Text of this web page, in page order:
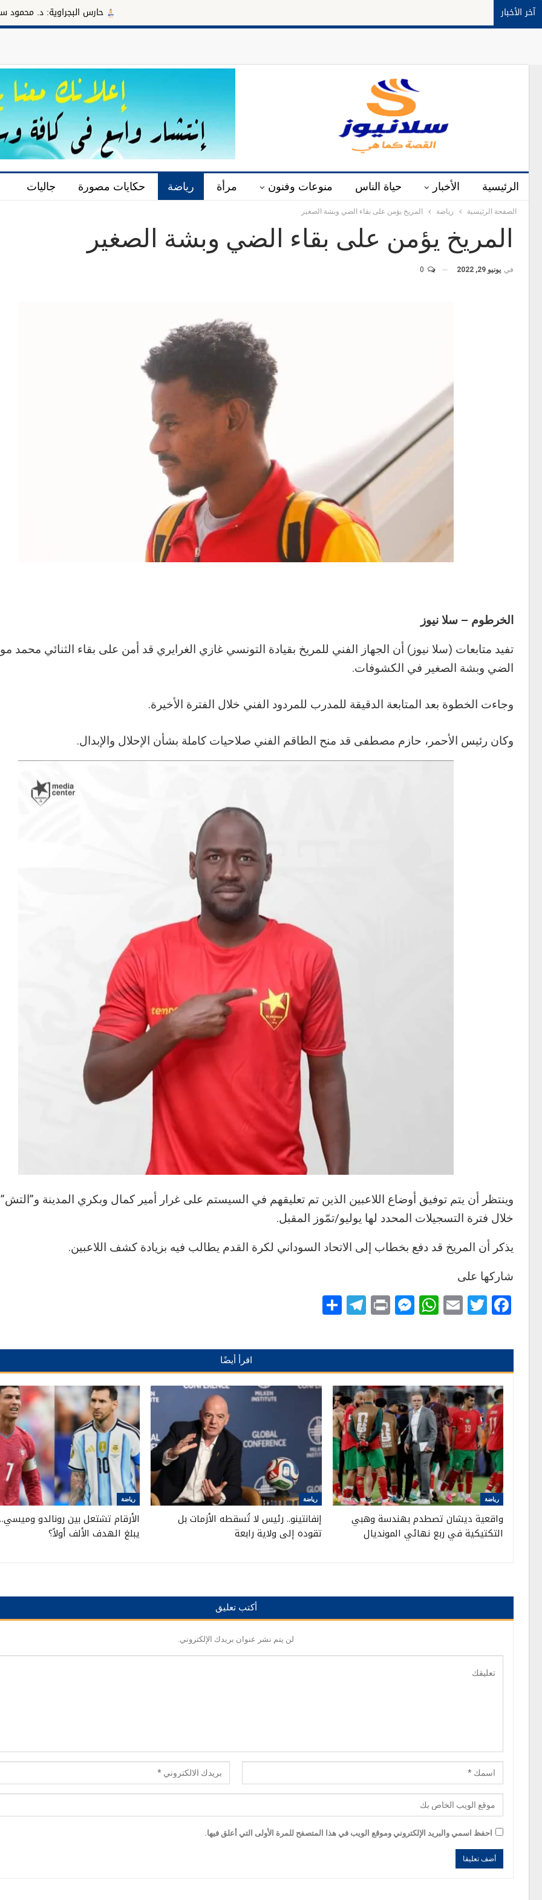
آخر الأخبار حارس البجراوية: د. محمود سليمان
الرئيسية الأخبار حياة الناس منوعات وفنون مرأة رياضة حكايات مصورة جاليات
الصفحة الرئيسية رياضة المريخ يؤمن على بقاء الضي وبشة الصغير
المريخ يؤمن على بقاء الضي وبشة الصغير
في يونيو 29, 2022
الخرطوم – سلا نيوز
تفيد متابعات (سلا نيوز) أن الجهاز الفني للمريخ بقيادة التونسي غازي الغرايري قد أمن على بقاء الثنائي محمد
الضي وبشة الصغير في الكشوفات.
وجاءت الخطوة بعد المتابعة الدقيقة للمدرب للمردود الفني خلال الفترة الأخيرة.
وكان رئيس الأحمر، حازم مصطفى قد منح الطاقم الفني صلاحيات كاملة بشأن الإحلال والإبدال.
وينتظر أن يتم توفيق أوضاع اللاعبين الذين تم تعليقهم في السيستم على غرار أمير كمال وبكري المدينة
خلال فترة التسجيلات المحدد لها يوليو/تمّوز المقبل.
يذكر أن المريخ قد دفع بخطاب إلى الاتحاد السوداني لكرة القدم يطالب فيه بزيادة كشف اللاعبين.
شاركها على
Facebook
Twitter
Email
WhatsApp
Messenger
Print
Telegram
اقرأ أيضًا
رياضة
واقعية ديشان تصطدم بهندسة وهبي
التكتيكية في ربع نهائي المونديال
رياضة
إنفانتينو.. رئيس لا تُسقطه الأزمات بل
تقوده إلى ولاية رابعة
رياضة
الأرقام تشتعل بين رونالدو
يبلغ الهدف الألف أولاً؟
أكتب تعليق
لن يتم نشر عنوان بريدك الإلكتروني.
احفظ اسمي والبريد الإلكتروني وموقع الويب في هذا المتصفح للمرة الأولى التي أعلق فيها.